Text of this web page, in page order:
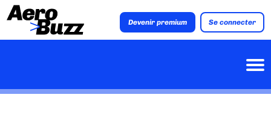
Devenir premium Se connecter